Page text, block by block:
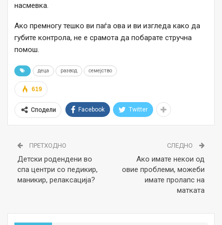
насмевка.
Ако премногу тешко ви паѓа ова и ви изгледа како да
губите контрола, не е срамота да побарате стручна
помош.
деца развод семејство
619
Сподели Facebook Twitter
ПРЕТХОДНО
Детски родендени во
спа центри со педикир,
маникир, релаксација?
СЛЕДНО
Ако имате некои од
овие проблеми, можеби
имате пролапс на
матката